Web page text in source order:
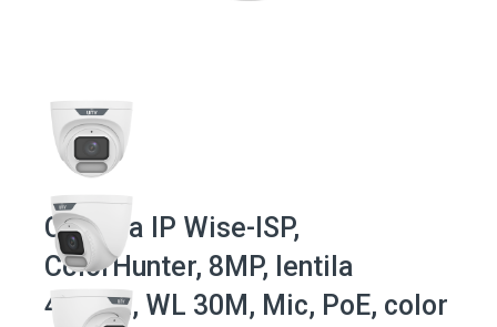
Camera IP Wise-ISP,
ColorHunter, 8MP, lentila
4.0mm, WL 30M, Mic, PoE, color